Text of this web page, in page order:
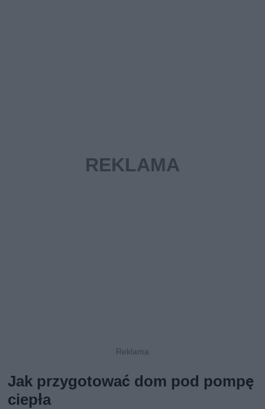
Jak przygotować dom pod pompę
ciepła